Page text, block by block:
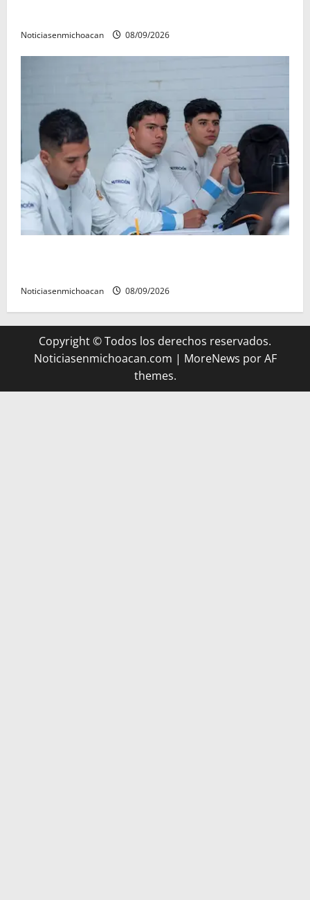
Noticiasenmichoacan 08/09/2026
Noticiasenmichoacan 08/09/2026
Copyright © Todos los derechos reservados.
Noticiasenmichoacan.com | MoreNews por AF
themes.